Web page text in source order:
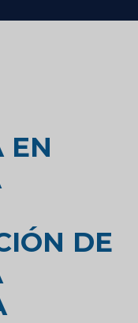
EN
DE